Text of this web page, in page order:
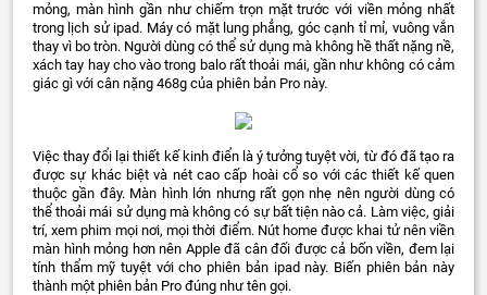
mỏng, màn hình gần như chiếm trọn mặt trước với viền mỏng nhất
trong lịch sử ipad. Máy có mặt lung phẳng, góc cạnh tỉ mỉ, vuông vắn
thay vì bo tròn. Người dùng có thể sử dụng mà không hề thất nặng nề,
xách tay hay cho vào trong balo rất thoải mái, gần như không có cảm
giác gì với cân nặng 468g của phiên bản Pro này.
Việc thay đổi lại thiết kế kinh điển là ý tưởng tuyệt vời, từ đó đã tạo ra
được sự khác biệt và nét cao cấp hoài cổ so với các thiết kế quen
thuộc gần đây. Màn hình lớn nhưng rất gọn nhẹ nên người dùng có
thể thoải mái sử dụng mà không có sự bất tiện nào cả. Làm việc, giải
trí, xem phim mọi nơi, mọi thời điểm. Nút home được khai tử nên viền
màn hình mỏng hơn nên Apple đã cân đối được cả bốn viền, đem lại
tính thẩm mỹ tuyệt với cho phiên bản ipad này. Biến phiên bản này
thành một phiên bản Pro đúng như tên gọi.